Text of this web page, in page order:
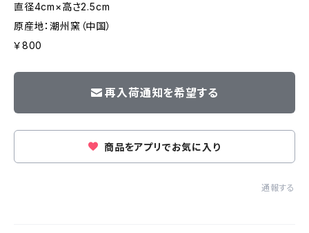
直径4cm×高さ2.5cm
原産地：潮州窯（中国）
￥800
再入荷通知を希望する
商品をアプリでお気に入り
通報する